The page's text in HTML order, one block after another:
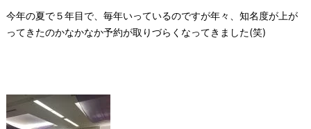
今年の夏で５年目で、毎年いっているのですが年々、知名度が上が
ってきたのかなかなか予約が取りづらくなってきました(笑)